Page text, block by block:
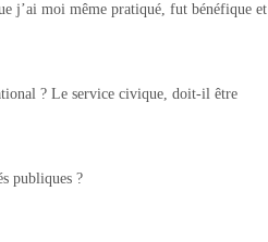
j’ai moi même pratiqué, fut bénéfique et
? Le service civique, doit-il être
publiques ?